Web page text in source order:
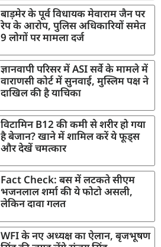
बाड़मेर के पूर्व विधायक मेवाराम जैन पर
रेप के आरोप, पुलिस अधिकारियों समेत
9 लोगों पर मामला दर्ज
ज्ञानवापी परिसर में ASI सर्वे के मामले में
वाराणसी कोर्ट में सुनवाई, मुस्लिम पक्ष ने
दाखिल की है याचिका
विटामिन B12 की कमी से शरीर हो गया
है बेजान? खाने में शामिल करें ये फूड्स
और देखें चमत्कार
Fact Check: बस में लटकते सीएम
भजनलाल शर्मा की ये फोटो असली,
लेकिन दावा गलत
WFI के नए अध्यक्ष का ऐलान, बृजभूषण